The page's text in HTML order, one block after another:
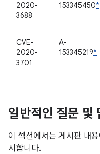
2020-
3688
153345450*
CVE-
2020-
3701
A-
153345219*
일반적인 질문 및
이 섹션에서는 게시판 내
시합니다.